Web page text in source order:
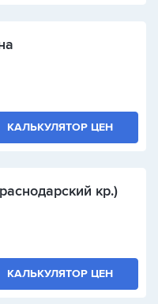
КАЛЬКУЛЯТОР ЦЕН
кр.)
КАЛЬКУЛЯТОР ЦЕН